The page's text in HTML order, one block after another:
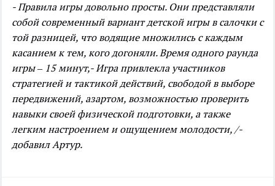
- Правила игры довольно просты. Они представляли
собой современный вариант детской игры в салочки с
той разницей, что водящие множились с каждым
касанием к тем, кого догоняли. Время одного раунда
игры – 15 минут,- Игра привлекла участников
стратегией и тактикой действий, свободой в выборе
передвижений, азартом, возможностью проверить
навыки своей физической подготовки, а также
легким настроением и ощущением молодости, /-
добавил Артур.